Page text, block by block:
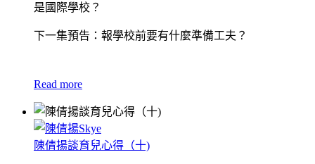
是國際學校？
下一集預告：報學校前要有什麼準備工夫？
Read more
陳倩揚談育兒心得（十)